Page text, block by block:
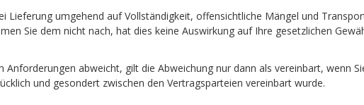
Lieferung umgehend auf Vollständigkeit, offensichtliche Mängel und
Sie dem nicht nach, hat dies keine Auswirkung auf Ihre gesetzlichen
abweicht, gilt die Abweichung nur dann als vereinbart, wenn
und gesondert zwischen den Vertragsparteien vereinbart wurde.